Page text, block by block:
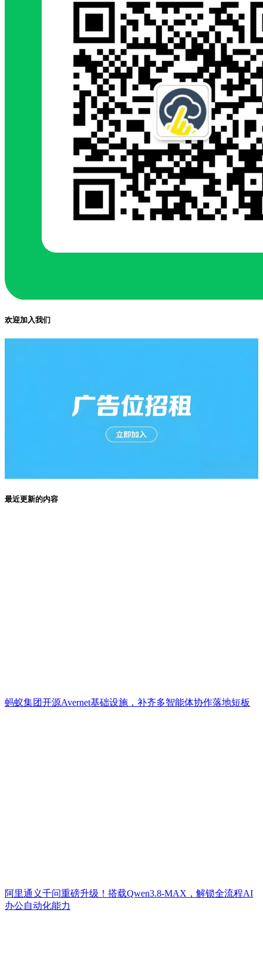
欢迎加入我们
最近更新的内容
蚂蚁集团开源Avernet基础设施，补齐多智能体协作落地短板
阿里通义千问重磅升级！搭载Qwen3.8-MAX，解锁全流程AI
办公自动化能力